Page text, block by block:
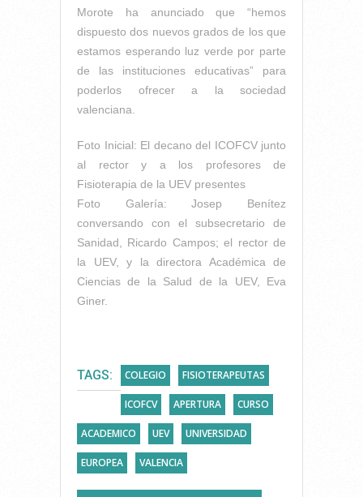
Morote ha anunciado que “hemos
dispuesto dos nuevos grados de los que
estamos esperando luz verde por parte
de las instituciones educativas” para
poderlos ofrecer a la sociedad
valenciana.
Foto Inicial: El decano del ICOFCV junto
al rector y a los profesores de
Fisioterapia de la UEV presentes
Foto Galería: Josep Benítez
conversando con el subsecretario de
Sanidad, Ricardo Campos; el rector de
la UEV, y la directora Académica de
Ciencias de la Salud de la UEV, Eva
Giner.
TAGS: COLEGIO FISIOTERAPEUTAS
ICOFCV APERTURA CURSO
ACADEMICO UEV UNIVERSIDAD
EUROPEA VALENCIA